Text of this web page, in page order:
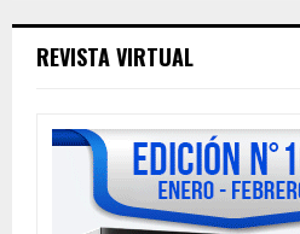
REVISTA VIRTUAL